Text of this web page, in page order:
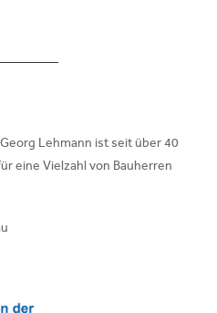
Lehmann ist seit über 40
eine Vielzahl von Bauherren